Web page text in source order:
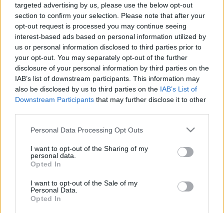
targeted advertising by us, please use the below opt-out
section to confirm your selection. Please note that after your
opt-out request is processed you may continue seeing
interest-based ads based on personal information utilized by
us or personal information disclosed to third parties prior to
your opt-out. You may separately opt-out of the further
disclosure of your personal information by third parties on the
IAB’s list of downstream participants. This information may
also be disclosed by us to third parties on the IAB’s List of
Downstream Participants that may further disclose it to other
Please note that this website/app uses one or more Google
not limited to your visit or usage behaviour. You may click to
grant or deny consent to Google and its third-party tags to
use your data for below specified purposes in below Google
consent section.
Personal Data Processing Opt Outs
I want to opt-out of the Sharing of my
personal data.
Opted In
I want to opt-out of the Sale of my
Personal Data.
Opted In
Szombat este, Denverben indult az RHCP amerikai
stadionturnéja (előzenekar:HAIMésThundercat), a
jó hírt Anthony Kiedis a színpadon osztotta meg a
rajongókkal, amiből az is kiderült, hogy az első
single címeTippa My Tonguelesz. „Kábé 45 dallal
mentünk stúdiózni, aztán még írtunk párat a felvételek
meg az előkészületek alatt. Én kész voltam megállni kb.
20-nál, úgy éreztem, az már elég jó lesz. Három pont is
többet”– mesélte Frusciante aTotal Guitarnak
született ennyi új számuk.„De egyik dolog vezetett a
másikhoz, és mások arra biztattak, hogy hozzak csak
volna, több dalunk lett, mint amennyit valaha írtunk
egy új lemezhez. Anthony pedig mindegyikhez írt; talán